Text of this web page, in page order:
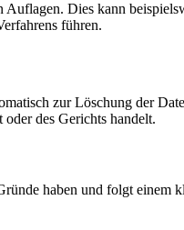
Dies kann
führen.
zur Löschung der
des Gerichts handelt.
haben und folgt